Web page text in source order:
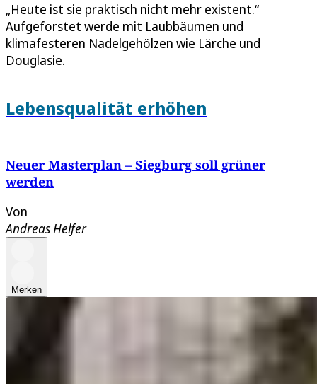
„Heute ist sie praktisch nicht mehr existent.“
Aufgeforstet werde mit Laubbäumen und
klimafesteren Nadelgehölzen wie Lärche und
Douglasie.
Lebensqualität erhöhen
Neuer Masterplan – Siegburg soll grüner
werden
Von
Andreas Helfer
Merken